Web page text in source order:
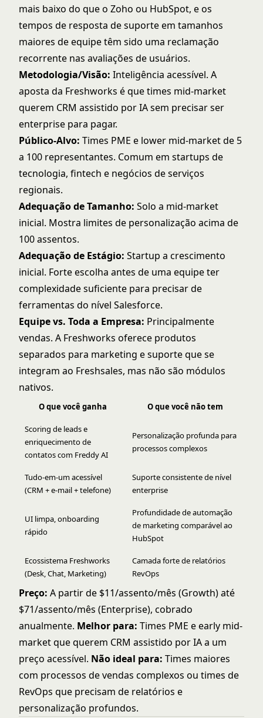
mais baixo do que o Zoho ou HubSpot, e os
tempos de resposta de suporte em tamanhos
maiores de equipe têm sido uma reclamação
recorrente nas avaliações de usuários.
Metodologia/Visão: Inteligência acessível. A
aposta da Freshworks é que times mid-market
querem CRM assistido por IA sem precisar ser
enterprise para pagar.
Público-Alvo: Times PME e lower mid-market de 5
a 100 representantes. Comum em startups de
tecnologia, fintech e negócios de serviços
regionais.
Adequação de Tamanho: Solo a mid-market
inicial. Mostra limites de personalização acima de
100 assentos.
Adequação de Estágio: Startup a crescimento
inicial. Forte escolha antes de uma equipe ter
complexidade suficiente para precisar de
ferramentas do nível Salesforce.
Equipe vs. Toda a Empresa: Principalmente
vendas. A Freshworks oferece produtos
separados para marketing e suporte que se
integram ao Freshsales, mas não são módulos
nativos.
O que você ganha O que você não tem
Scoring de leads e
enriquecimento de
contatos com Freddy AI
Personalização profunda para
processos complexos
Tudo-em-um acessível
(CRM + e-mail + telefone)
Suporte consistente de nível
enterprise
UI limpa, onboarding
rápido
Profundidade de automação
de marketing comparável ao
HubSpot
Ecossistema Freshworks
(Desk, Chat, Marketing)
Camada forte de relatórios
RevOps
Preço: A partir de $11/assento/mês (Growth) até
$71/assento/mês (Enterprise), cobrado
anualmente. Melhor para: Times PME e early mid-
market que querem CRM assistido por IA a um
preço acessível. Não ideal para: Times maiores
com processos de vendas complexos ou times de
RevOps que precisam de relatórios e
personalização profundos.